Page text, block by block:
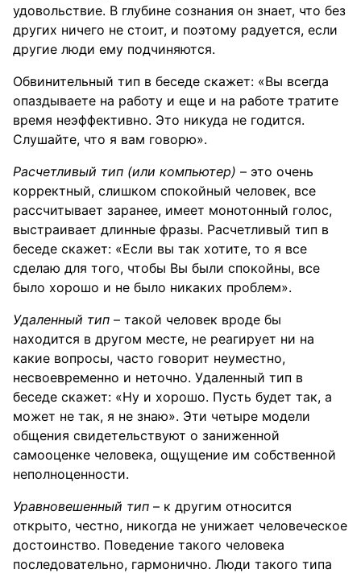
удовольствие. В глубине сознания он знает, что без
других ничего не стоит, и поэтому радуется, если
другие люди ему подчиняются.
Обвинительный тип в беседе скажет: «Вы всегда
опаздываете на работу и еще и на работе тратите
время неэффективно. Это никуда не годится.
Слушайте, что я вам говорю».
Расчетливый тип (или компьютер) – это очень
корректный, слишком спокойный человек, все
рассчитывает заранее, имеет монотонный голос,
выстраивает длинные фразы. Расчетливый тип в
беседе скажет: «Если вы так хотите, то я все
сделаю для того, чтобы Вы были спокойны, все
было хорошо и не было никаких проблем».
Удаленный тип – такой человек вроде бы
находится в другом месте, не реагирует ни на
какие вопросы, часто говорит неуместно,
несвоевременно и неточно. Удаленный тип в
беседе скажет: «Ну и хорошо. Пусть будет так, а
может не так, я не знаю». Эти четыре модели
общения свидетельствуют о заниженной
самооценке человека, ощущение им собственной
неполноценности.
Уравновешенный тип – к другим относится
открыто, честно, никогда не унижает человеческое
достоинство. Поведение такого человека
последовательно, гармонично. Люди такого типа